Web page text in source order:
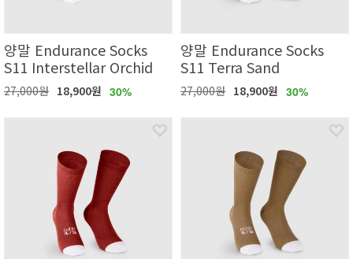
양말 Endurance Socks
S11 Interstellar Orchid
27,000원 18,900원 30%
양말 Endurance Socks
S11 Terra Sand
27,000원 18,900원 30%